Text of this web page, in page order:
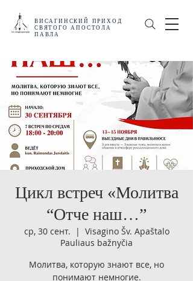
ВИСАГИНСКИЙ
ПРИХОД
СВЯТОГО АПОСТОЛА
ПАВЛА
Цикл встреч «Молитва
“Отче наш…”
ср, 30 сент.
  |
Visagino Šv. Apaštalo
Pauliaus bažnyčia
Молитва, которую знают все, но
понимают немногие.